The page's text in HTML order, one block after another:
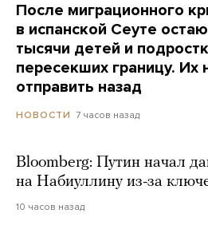
После миграционного
в испанской Сеуте
тысячи детей и
пересекших границу. Их
отправить назад
НОВОСТИ 7 часов назад
Bloomberg: Путин начал
на Набиуллину из-за
10 часов назад